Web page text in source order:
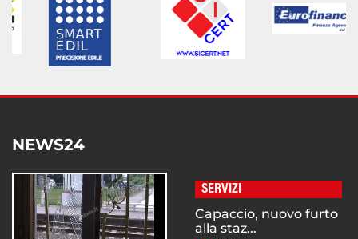
NEWS24
SERVIZI
Capaccio, nuovo furto
alla staz...